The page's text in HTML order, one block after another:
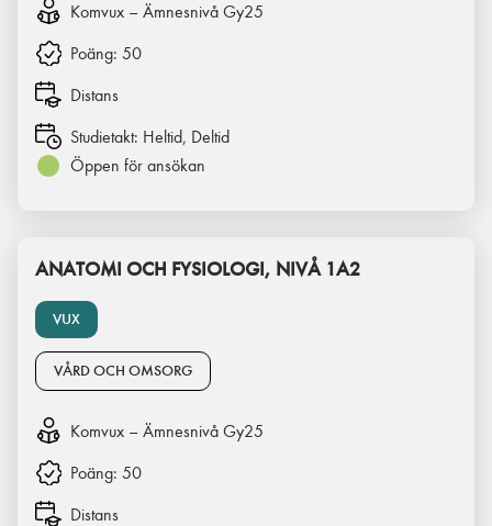
Komvux – Ämnesnivå Gy25
Poäng: 50
Distans
Studietakt: Heltid, Deltid
Öppen för ansökan
VUX
ANATOMI OCH FYSIOLOGI, NIVÅ 1A2
VÅRD OCH OMSORG
Komvux – Ämnesnivå Gy25
Poäng: 50
Distans